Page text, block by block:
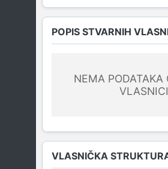
POPIS STVARNIH
NEMA PODATAKA
VLASNIČKA